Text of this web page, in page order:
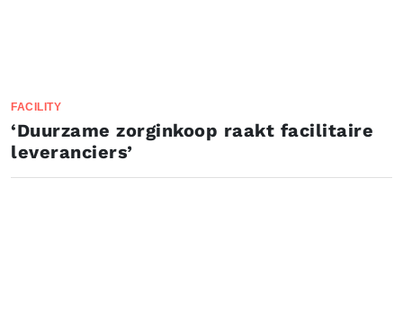
FACILITY
‘Duurzame zorginkoop raakt facilitaire
leveranciers’